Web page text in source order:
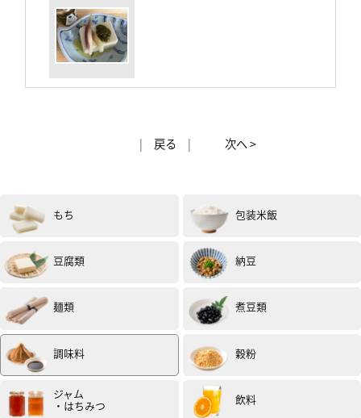
青じそペーストありがとうございます。
に使ってみました。
サラダにはゴーヤも入っていたのですが苦みととても合
いました。トマトには合わないはずもなくいつものサラ
ダがワンランクアップとても美味しくなりました。
おにぎりは枝豆チーズ塩昆布が好きで今回もそれらを青
じそペーストであえてからご飯に混ぜました。
握れる程度の温度のご飯だったせいかとても香りがよく
サラダよりも青じそを感じるコトができました。チーズ
とも相性よく美味しくなりました。
味噌風味のコールスローも思っていた以上に合って１番
のお気に入りになりました。
ペーストは私が普段薄味のせいかわりと塩味とニンニク
| 戻る | 次へ >
もち 包装米飯
豆腐類 納豆
麺類 煮豆類
調味料 穀粉
ジャム
・はちみつ 飲料